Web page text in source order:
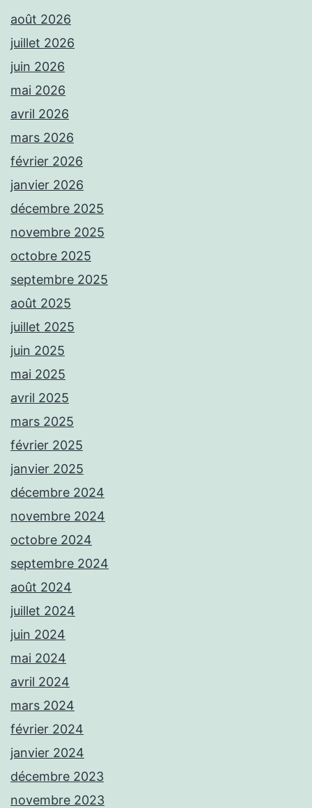
août 2026
juillet 2026
juin 2026
mai 2026
avril 2026
mars 2026
février 2026
janvier 2026
décembre 2025
novembre 2025
octobre 2025
septembre 2025
août 2025
juillet 2025
juin 2025
mai 2025
avril 2025
mars 2025
février 2025
janvier 2025
décembre 2024
novembre 2024
octobre 2024
septembre 2024
août 2024
juillet 2024
juin 2024
mai 2024
avril 2024
mars 2024
février 2024
janvier 2024
décembre 2023
novembre 2023